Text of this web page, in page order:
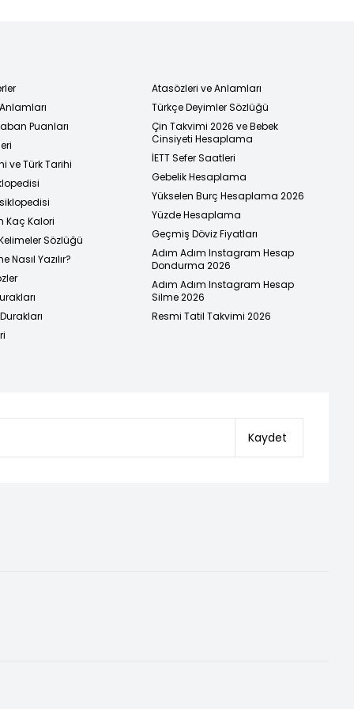
Puanları
ve Türk Tarihi
Kaç Kalori
Sözlüğü
Nasıl Yazılır?
Atasözleri ve Anlamları
Türkçe Deyimler Sözlüğü
Çin Takvimi 2026 ve Bebek
Cinsiyeti Hesaplama
İETT Sefer Saatleri
Gebelik Hesaplama
Yükselen Burç Hesaplama 2026
Yüzde Hesaplama
Geçmiş Döviz Fiyatları
Adım Adım Instagram Hesap
Dondurma 2026
Adım Adım Instagram Hesap
Silme 2026
Resmi Tatil Takvimi 2026
Kaydet